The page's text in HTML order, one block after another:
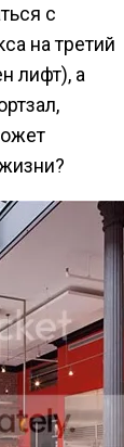
с
на третий
лифт), а